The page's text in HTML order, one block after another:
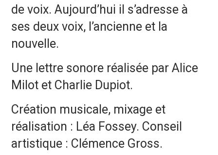
de voix. Aujourd’hui il s’adresse à
ses deux voix, l’ancienne et la
nouvelle.
Une lettre sonore réalisée par Alice
Milot et Charlie Dupiot.
Création musicale, mixage et
réalisation : Léa Fossey. Conseil
artistique : Clémence Gross.